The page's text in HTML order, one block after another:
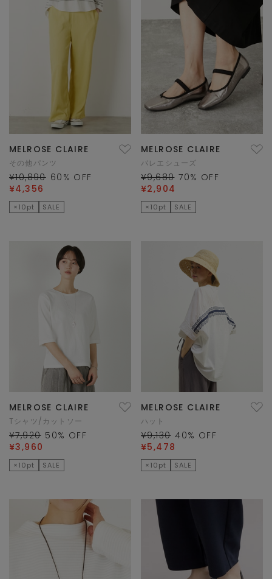
MELROSE CLAIRE
その他パンツ
¥10,890 60 % OFF
¥4,356
×10pt SALE
MELROSE CLAIRE
バレエシューズ
¥9,680 70% OFF
¥2,904
×10pt SALE
MELROSE CLAIRE
Tシャツ/カットソー
¥7,920 50% OFF
¥3,960
×10pt SALE
MELROSE CLAIRE
ハット
¥9,130 40% OFF
¥5,478
×10pt SALE